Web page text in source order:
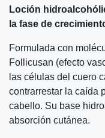
Loción
la fase de
Formulada con
Follicusan (efecto
las células del cuero
contrarrestar la caída
cabello. Su base
absorción cutánea.